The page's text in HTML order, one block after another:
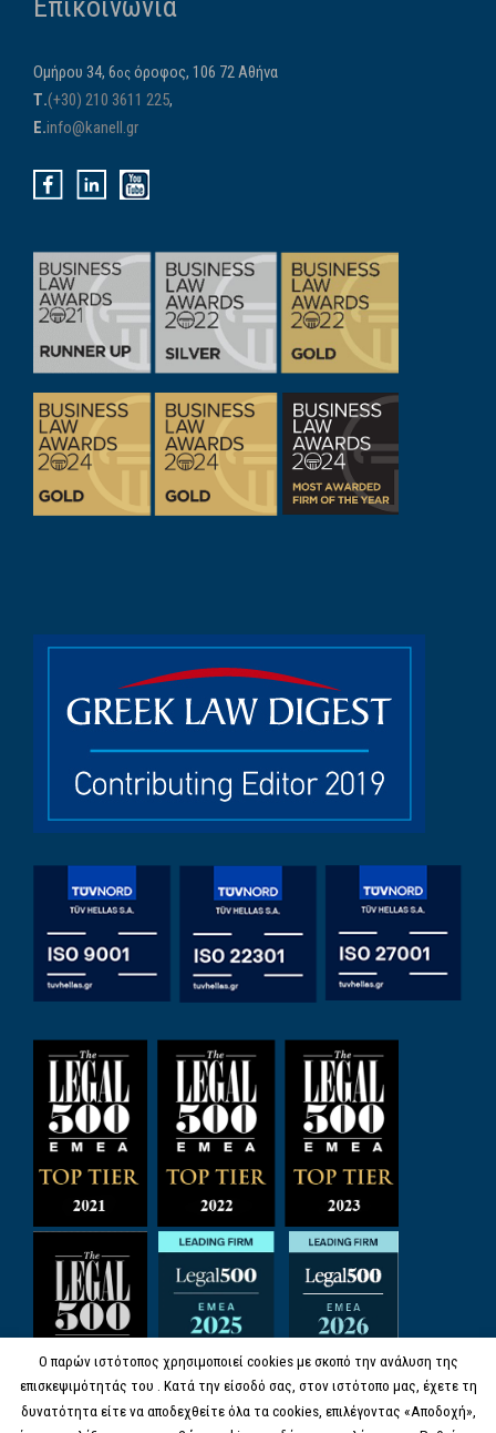
Ομήρου 34, 6ος όροφος, 106 72 Αθήνα
Τ.(+30) 210 3611 225,
E.info@kanell.gr
Ο παρών ιστότοπος χρησιμοποιεί cookies με σκοπό την ανάλυση της
επισκεψιμότητάς του . Κατά την είσοδό σας, στον ιστότοπο μας, έχετε τη
δυνατότητα είτε να αποδεχθείτε όλα τα cookies, επιλέγοντας «Αποδοχή»,